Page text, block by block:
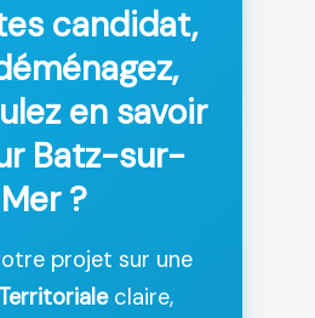
candidat,
en savoir
Batz-sur-
Mer ?
projet sur une
claire,